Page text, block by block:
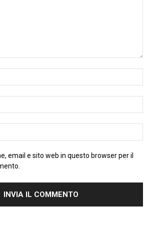
email e sito web in questo browser per il